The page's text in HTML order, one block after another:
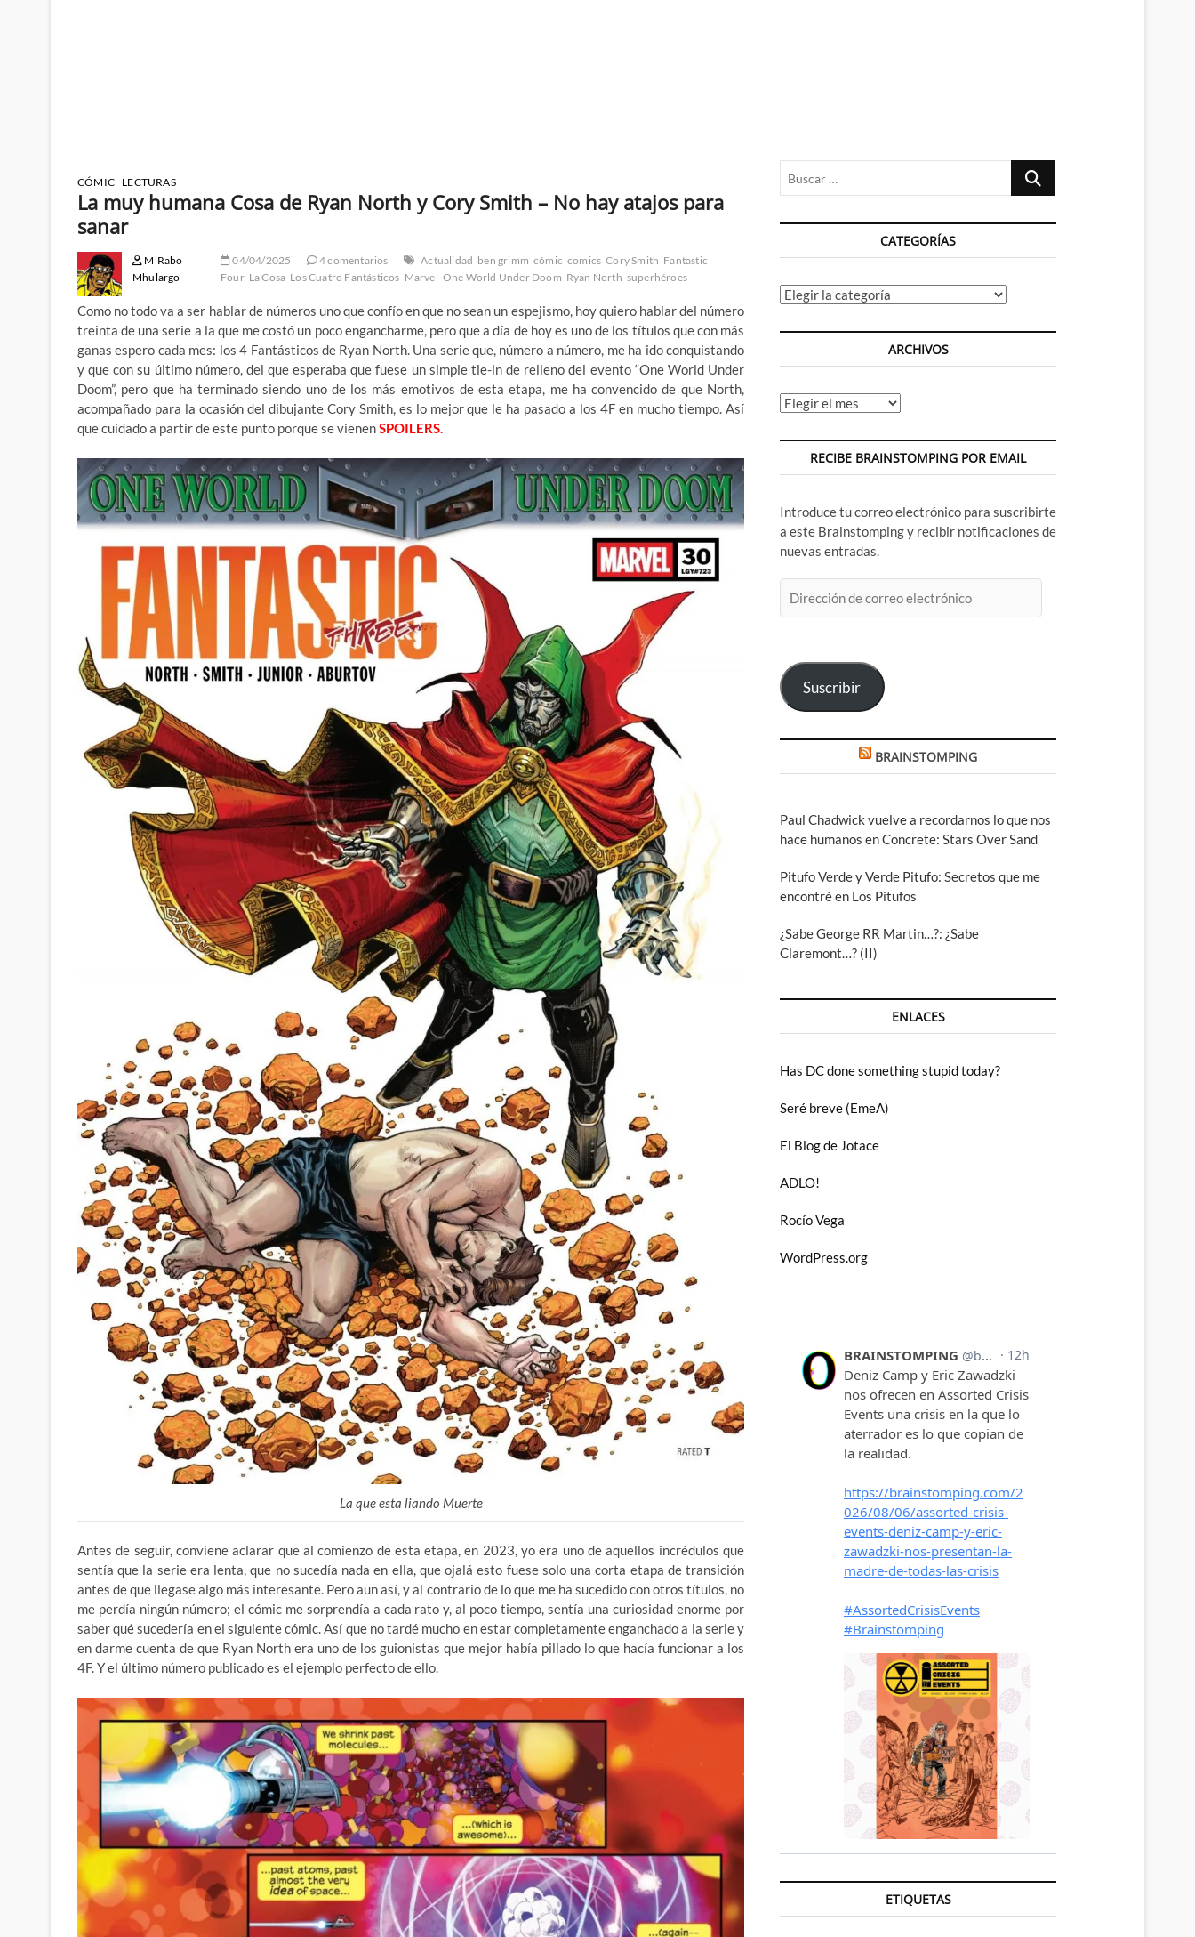
CÓMIC LECTURAS
La muy humana Cosa de Ryan North y Cory Smith – No hay atajos para
sanar
M'Rabo
Mhulargo
04/04/2025 4 comentarios Actualidad ben grimm cómic comics Cory Smith Fantastic
Four La Cosa Los Cuatro Fantásticos Marvel One World Under Doom Ryan North superhéroes
Como no todo va a ser hablar de números uno que confío en que no sean un espejismo, hoy quiero hablar del número
treinta de una serie a la que me costó un poco engancharme, pero que a día de hoy es uno de los títulos que con más
ganas espero cada mes: los 4 Fantásticos de Ryan North. Una serie que, número a número, me ha ido conquistando
y que con su último número, del que esperaba que fuese un simple tie-in de relleno del evento “One World Under
Doom”, pero que ha terminado siendo uno de los más emotivos de esta etapa, me ha convencido de que North,
acompañado para la ocasión del dibujante Cory Smith, es lo mejor que le ha pasado a los 4F en mucho tiempo. Así
que cuidado a partir de este punto porque se vienenSPOILERS.
La que esta liando Muerte
Antes de seguir, conviene aclarar que al comienzo de esta etapa, en 2023, yo era uno de aquellos incrédulos que
sentía que la serie era lenta, que no sucedía nada en ella, que ojalá esto fuese solo una corta etapa de transición
antes de que llegase algo más interesante. Pero aun así, y al contrario de lo que me ha sucedido con otros títulos, no
me perdía ningún número; el cómic me sorprendía a cada rato y, al poco tiempo, sentía una curiosidad enorme por
saber qué sucedería en el siguiente cómic. Así que no tardé mucho en estar completamente enganchado a la serie y
en darme cuenta de que Ryan North era uno de los guionistas que mejor había pillado lo que hacía funcionar a los
4F. Y el último número publicado es el ejemplo perfecto de ello.
Buscar
CATEGORÍAS
Categorías
ARCHIVOS
Archivos
RECIBE BRAINSTOMPING POR EMAIL
Introduce tu correo electrónico para suscribirte
a este Brainstomping y recibir notificaciones de
nuevas entradas.
de
Suscribir
BRAINSTOMPING
Paul Chadwick vuelve a recordarnos lo que nos
hace humanos en Concrete: Stars Over Sand
Pitufo Verde y Verde Pitufo: Secretos que me
encontré en Los Pitufos
¿Sabe George RR Martin…?: ¿Sabe
Claremont…? (II)
ENLACES
Has DC done something stupid today?
Seré breve (EmeA)
El Blog de Jotace
ADLO!
Rocío Vega
WordPress.org
ETIQUETAS